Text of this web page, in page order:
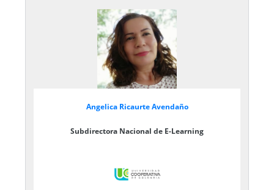
Angelica Ricaurte Avendaño
Subdirectora Nacional de E-Learning